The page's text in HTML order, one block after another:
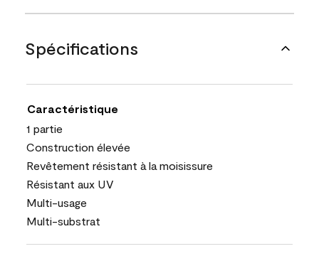
Spécifications
Caractéristique
1 partie
Construction élevée
Revêtement résistant à la moisissure
Résistant aux UV
Multi-usage
Multi-substrat